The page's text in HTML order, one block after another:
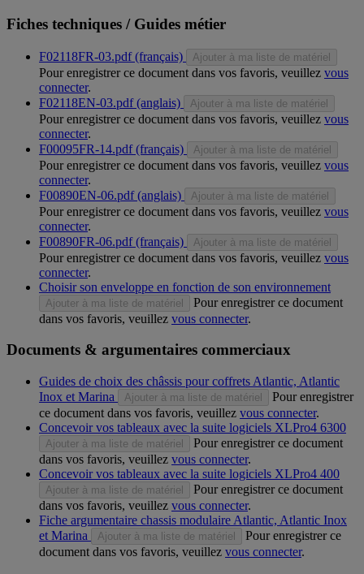
Fiches techniques / Guides métier
F02118FR-03.pdf (français) Ajouter à ma liste de matériel
Pour enregistrer ce document dans vos favoris, veuillez vous
connecter.
F02118EN-03.pdf (anglais)
Ajouter à ma liste de matériel
Pour enregistrer ce document dans vos favoris, veuillez vous
connecter.
F00095FR-14.pdf (français)
Ajouter à ma liste de matériel
Pour enregistrer ce document dans vos favoris, veuillez vous
connecter.
F00890EN-06.pdf (anglais)
Ajouter à ma liste de matériel
Pour enregistrer ce document dans vos favoris, veuillez vous
connecter.
F00890FR-06.pdf (français)
Ajouter à ma liste de matériel
Pour enregistrer ce document dans vos favoris, veuillez vous
connecter.
Choisir son enveloppe en fonction de son environnement
Ajouter à ma liste de matériel
Pour enregistrer ce document
dans vos favoris, veuillez vous connecter.
Documents & argumentaires commerciaux
Guides de choix des châssis pour coffrets Atlantic, Atlantic
Inox et Marina
Ajouter à ma liste de matériel
Pour enregistrer
ce document dans vos favoris, veuillez vous connecter.
Concevoir vos tableaux avec la suite logiciels XLPro4 6300
Ajouter à ma liste de matériel
Pour enregistrer ce document
dans vos favoris, veuillez vous connecter.
Concevoir vos tableaux avec la suite logiciels XLPro4 400
Ajouter à ma liste de matériel
Pour enregistrer ce document
dans vos favoris, veuillez vous connecter.
Fiche argumentaire chassis modulaire Atlantic, Atlantic Inox
et Marina
Ajouter à ma liste de matériel
Pour enregistrer ce
document dans vos favoris, veuillez vous connecter.